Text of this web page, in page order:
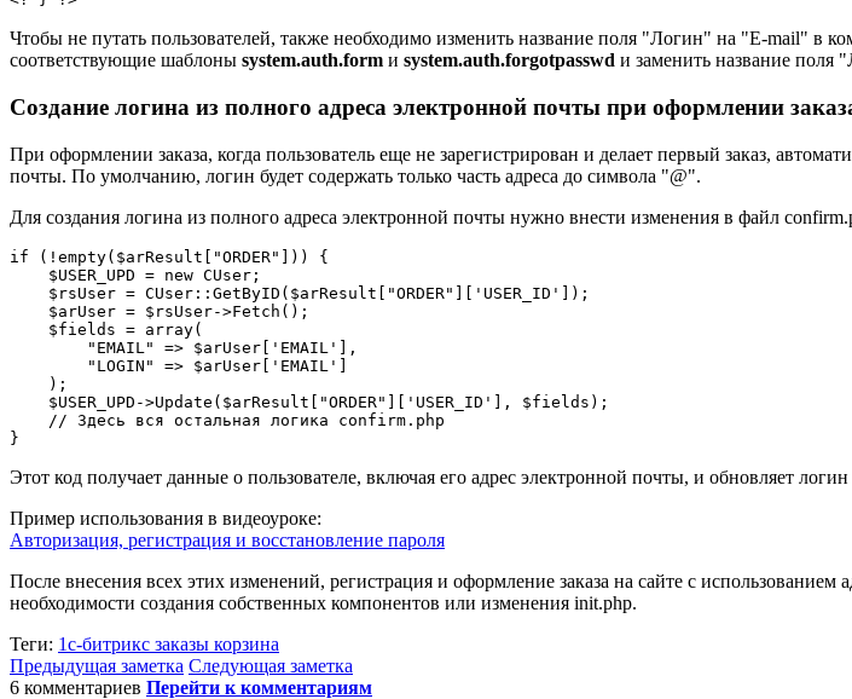
Чтобы не путать пользователей, также необходимо изменить название поля "Логин" на "E-mail" в
соответствующие шаблоны system.auth.form и system.auth.forgotpasswd и заменить название поля
Создание логина из полного адреса электронной почты при оформлении
При оформлении заказа, когда пользователь еще не зарегистрирован и делает первый заказ,
почты. По умолчанию, логин будет содержать только часть адреса до символа "@".
Для создания логина из полного адреса электронной почты нужно внести изменения в файл
if (!empty($arResult["ORDER"])) {
    $USER_UPD = new CUser;
    $rsUser = CUser::GetByID($arResult["ORDER"]['USER_ID']);
    $arUser = $rsUser->Fetch();
    $fields = array(
        "EMAIL" => $arUser['EMAIL'],
        "LOGIN" => $arUser['EMAIL']
    );
    $USER_UPD->Update($arResult["ORDER"]['USER_ID'], $fields);
    // Здесь вся остальная логика confirm.php
Этот код получает данные о пользователе, включая его адрес электронной почты, и обновляет
Пример использования в видеоуроке:
Авторизация, регистрация и восстановление пароля
После внесения всех этих изменений, регистрация и оформление заказа на сайте с
необходимости создания собственных компонентов или изменения init.php.
Теги: 1с-битрикс заказы корзина
Предыдущая заметка Следующая заметка
6 комментариев Перейти к комментариям